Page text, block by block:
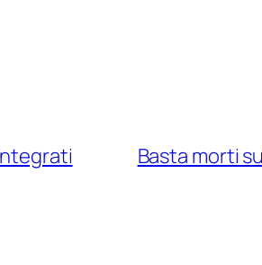
Basta morti